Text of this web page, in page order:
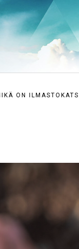
ON